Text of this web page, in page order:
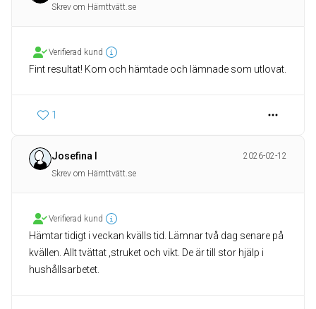
Skrev om Hämttvätt.se
Verifierad kund
Fint resultat! Kom och hämtade och lämnade som utlovat.
1
Josefina I
2026-02-12
Skrev om Hämttvätt.se
Verifierad kund
Hämtar tidigt i veckan kvälls tid. Lämnar två dag senare på
kvällen. Allt tvättat ,struket och vikt. De är till stor hjälp i
hushållsarbetet.